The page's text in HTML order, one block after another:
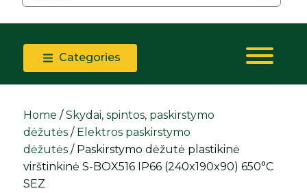
Categories
Home /Skydai, spintos, paskirstymo
dėžutės / Elektros paskirstymo
dėžutės / Paskirstymo dėžutė plastikinė
virštinkinė S-BOX516 IP66 (240x190x90) 650°C
SEZ